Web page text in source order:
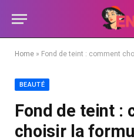
Home » Fond de teint : comment choisir la
BEAUTÉ
Fond de teint :
choisir la